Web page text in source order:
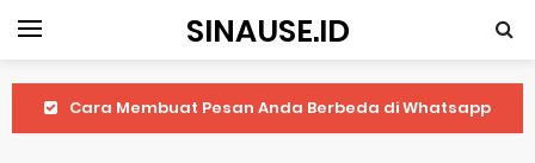
SINAUSE.ID
Cara Membuat Pesan Anda Berbeda di Whatsapp